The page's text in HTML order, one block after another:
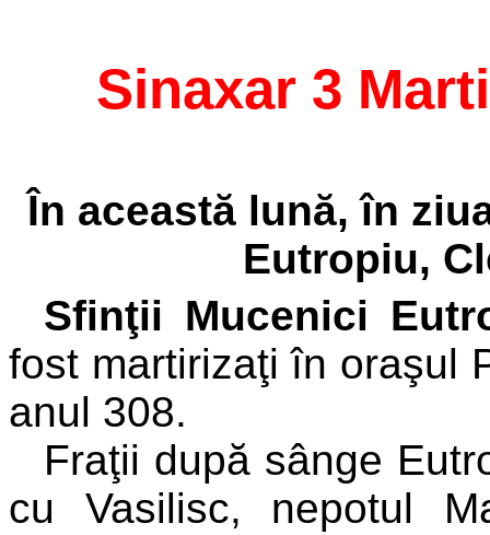
Sinaxar 3
În această lună, în
Eutropiu,
Sfinţii Mucenici
fost martirizaţi în oraşul
anul 308.
Fraţii după sânge
cu Vasilisc, nepotul